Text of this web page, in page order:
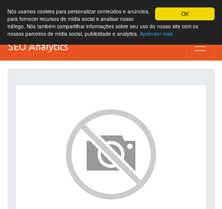
OK
Nós usamos cookies para personalizar conteúdos e anúncios,
para fornecer recursos de mídia social e analisar nosso
tráfego. Nós também compartilhar informações sobre seu uso do nosso site com os
nossos parceiros de mídia social, publicidade e analytics. Aprender mais
SEO Analytics